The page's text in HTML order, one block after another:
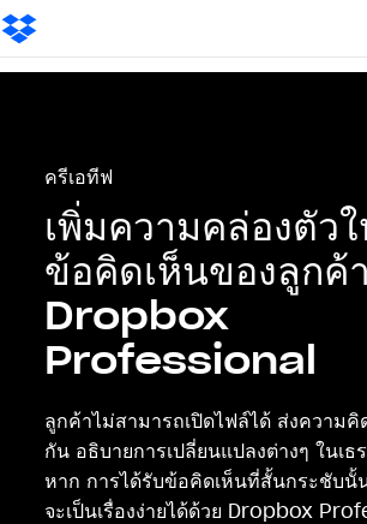
ครีเอทีฟ
เพิ่มความคล่องตัว
ข้อคิดเห็นของลูกค้
Dropbox
Professional
ลูกค้าไม่สามารถเปิดไฟล์ได้ ส่งความคิ
กัน อธิบายการเปลี่ยนแปลงต่างๆ ในเธ
หาก การได้รับข้อคิดเห็นที่สั้นกระชับนั้
จะเป็นเรื่องง่ายได้ด้วย Dropbox